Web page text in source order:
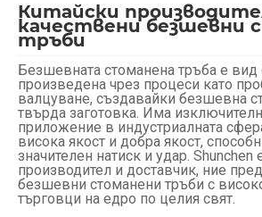
Китайски
качествени безшевни
тръби
Безшевната стоманена тръба е вид
произведена чрез процеси като
валцуване, създавайки безшевна
твърда заготовка. Има
приложение в индустриалната
висока якост и добра якост,
значителен натиск и удар.
производител и доставчик, ние
безшевни стоманени тръби с
търговци на едро по целия свят.